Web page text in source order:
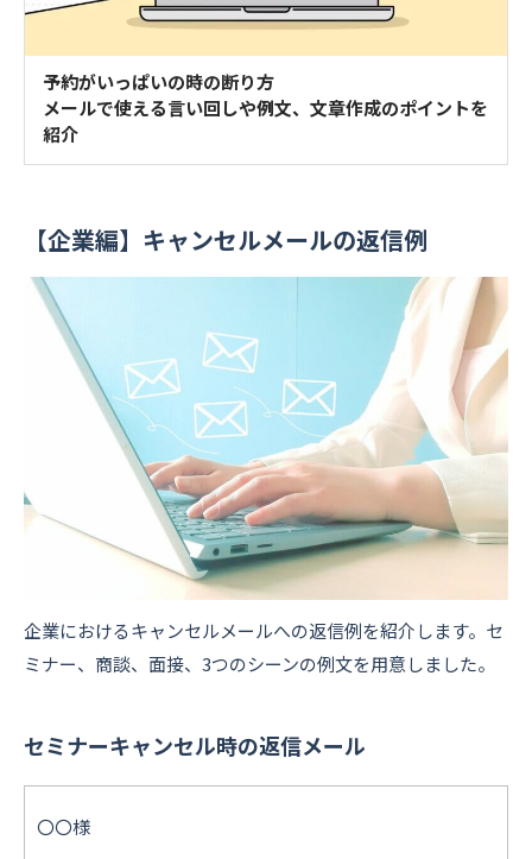
予約がいっぱいの時の断り方
メールで使える言い回しや例文、文章作成のポイントを
紹介
【企業編】キャンセルメールの返信例
企業におけるキャンセルメールへの返信例を紹介します。セ
ミナー、商談、面接、3つのシーンの例文を用意しました。
セミナーキャンセル時の返信メール
〇〇様